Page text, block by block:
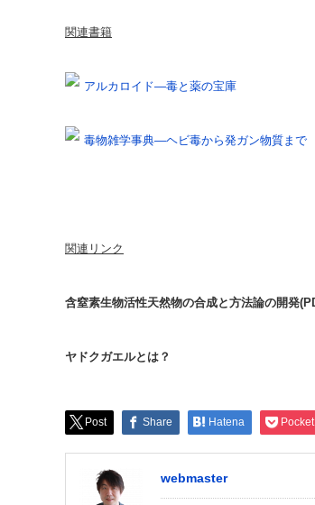
関連書籍
アルカロイド―毒と薬の宝庫
毒物雑学事典―ヘビ毒から発ガン物質まで
関連リンク
含窒素生物活性天然物の合成と方法論の開発
ヤドクガエルとは？
Post Share Hatena Pocket
webmaster